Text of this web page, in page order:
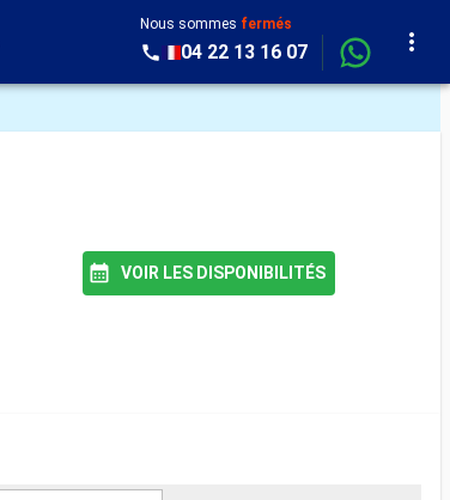
Nous sommes fermés
04 22 13 16 07
VOIR LES DISPONIBILITÉS